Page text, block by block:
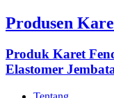
Produsen
Produk Karet
Elastomer